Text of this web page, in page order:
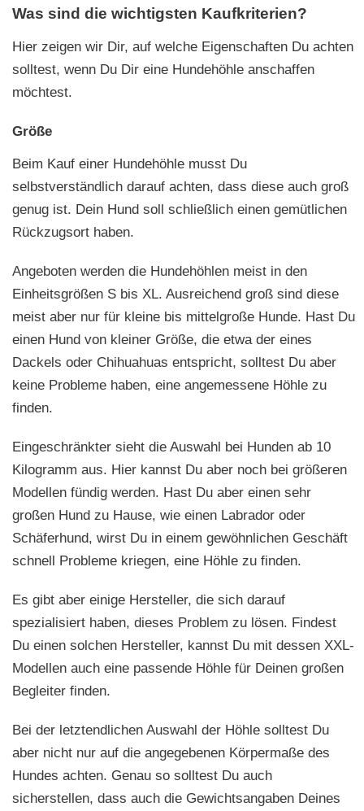
Was sind die wichtigsten Kaufkriterien?
Hier zeigen wir Dir, auf welche Eigenschaften Du achten
solltest, wenn Du Dir eine Hundehöhle anschaffen
möchtest.
Größe
Beim Kauf einer Hundehöhle musst Du
selbstverständlich darauf achten, dass diese auch groß
genug ist. Dein Hund soll schließlich einen gemütlichen
Rückzugsort haben.
Angeboten werden die Hundehöhlen meist in den
Einheitsgrößen S bis XL. Ausreichend groß sind diese
meist aber nur für kleine bis mittelgroße Hunde. Hast Du
einen Hund von kleiner Größe, die etwa der eines
Dackels oder Chihuahuas entspricht, solltest Du aber
keine Probleme haben, eine angemessene Höhle zu
finden.
Eingeschränkter sieht die Auswahl bei Hunden ab 10
Kilogramm aus. Hier kannst Du aber noch bei größeren
Modellen fündig werden. Hast Du aber einen sehr
großen Hund zu Hause, wie einen Labrador oder
Schäferhund, wirst Du in einem gewöhnlichen Geschäft
schnell Probleme kriegen, eine Höhle zu finden.
Es gibt aber einige Hersteller, die sich darauf
spezialisiert haben, dieses Problem zu lösen. Findest
Du einen solchen Hersteller, kannst Du mit dessen XXL-
Modellen auch eine passende Höhle für Deinen großen
Begleiter finden.
Bei der letztendlichen Auswahl der Höhle solltest Du
aber nicht nur auf die angegebenen Körpermaße des
Hundes achten. Genau so solltest Du auch
sicherstellen, dass auch die Gewichtsangaben Deines